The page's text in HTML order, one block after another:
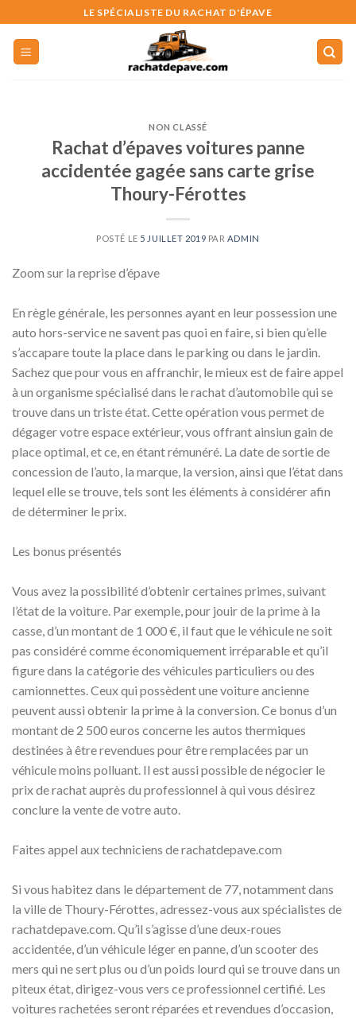
to
content
LE SPÉCIALISTE DU RACHAT D'ÉPAVE
NON CLASSÉ
Rachat d’épaves voitures panne
accidentée gagée sans carte grise
Thoury-Férottes
POSTÉ LE 5 JUILLET 2019 PAR ADMIN
Zoom sur la reprise d’épave
En règle générale, les personnes ayant en leur possession une
auto hors-service ne savent pas quoi en faire, si bien qu’elle
s’accapare toute la place dans le parking ou dans le jardin.
Sachez que pour vous en affranchir, le mieux est de faire appel
à un organisme spécialisé dans le rachat d’automobile qui se
trouve dans un triste état. Cette opération vous permet de
dégager votre espace extérieur, vous offrant ainsiun gain de
place optimal, et ce, en étant rémunéré. La date de sortie de
concession de l’auto, la marque, la version, ainsi que l’état dans
lequel elle se trouve, tels sont les éléments à considérer afin
de déterminer le prix.
Les bonus présentés
Vous avez la possibilité d’obtenir certaines primes, suivant
l’état de la voiture. Par exemple, pour jouir de la prime à la
casse, d’un montant de 1 000 €, il faut que le véhicule ne soit
pas considéré comme économiquement irréparable et qu’il
figure dans la catégorie des véhicules particuliers ou des
camionnettes. Ceux qui possèdent une voiture ancienne
peuvent aussi obtenir la prime à la conversion. Ce bonus d’un
montant de 2 500 euros concerne les autos thermiques
destinées à être revendues pour être remplacées par un
véhicule moins polluant. Il est aussi possible de négocier le
prix de rachat auprès du professionnel à qui vous désirez
conclure la vente de votre auto.
Faites appel aux techniciens de rachatdepave.com
Si vous habitez dans le département de 77, notamment dans
la ville de Thoury-Férottes, adressez-vous aux spécialistes de
rachatdepave.com. Qu’il s’agisse d’une deux-roues
accidentée, d’un véhicule léger en panne, d’un scooter des
mers qui ne sert plus ou d’un poids lourd qui se trouve dans un
piteux état, dirigez-vous vers ce professionnel certifié. Les
voitures rachetées seront réparées et revendues d’occasion,